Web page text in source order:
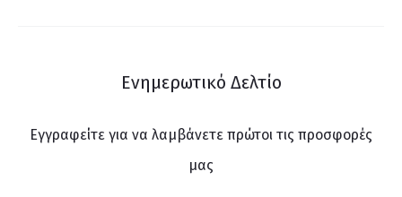
Ενημερωτικό Δελτίο
Εγγραφείτε για να λαμβάνετε πρώτοι τις προσφορές
μας